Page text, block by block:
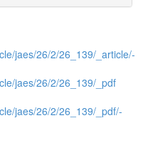
jaes/26/2/26_139/_article/-
jaes/26/2/26_139/_pdf
jaes/26/2/26_139/_pdf/-